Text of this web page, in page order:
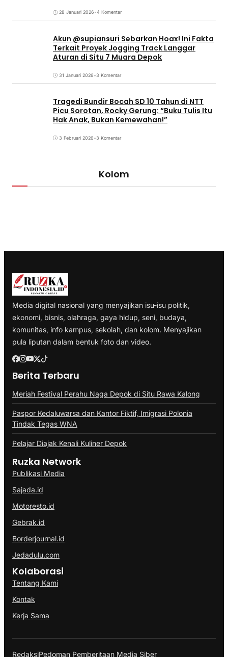
28 Januari 2026•4 Komentar
Akun @supiansuri Sebarkan Hoax! Ini Fakta
Terkait Proyek Jogging Track Langgar
Aturan di Situ 7 Muara Depok
31 Januari 2026•3 Komentar
Tragedi Bundir Bocah SD 10 Tahun di NTT
Picu Sorotan, Rocky Gerung: “Buku Tulis Itu
Hak Anak, Bukan Kemewahan!”
3 Februari 2026•3 Komentar
Kolom
Media digital nasional yang menyajikan isu-isu politik,
ekonomi, bisnis, olahraga, gaya hidup, seni, budaya,
komunitas, info kampus, sekolah, dan kolom. Menyajikan
pula liputan dalam bentuk foto dan video.
Berita Terbaru
Meriah Festival Perahu Naga Depok di Situ Rawa Kalong
Paspor Kedaluwarsa dan Kantor Fiktif, Imigrasi Polonia
Tindak Tegas WNA
Pelajar Diajak Kenali Kuliner Depok
Ruzka Network
Publikasi Media
Sajada.id
Motoresto.id
Gebrak.id
Borderjournal.id
Jedadulu.com
Kolaborasi
Tentang Kami
Kontak
Kerja Sama
RedaksiPedoman Pemberitaan Media Siber